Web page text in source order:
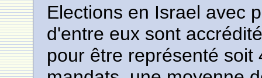
Elections en Israel avec
d'entre eux sont
pour être représenté